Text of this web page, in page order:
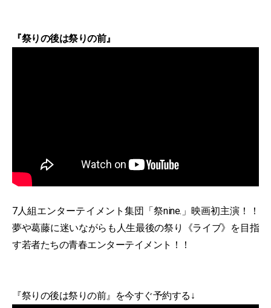
『祭りの後は祭りの前』
7人組エンターテイメント集団「祭nine.」映画初主演！！
夢や葛藤に迷いながらも人生最後の祭り《ライブ》を目指
す若者たちの青春エンターテイメント！！
『祭りの後は祭りの前』を今すぐ予約する↓